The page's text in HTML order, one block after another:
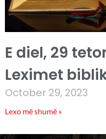
E diel, 29
Leximet
October 29, 2023
Lexo më shumë »